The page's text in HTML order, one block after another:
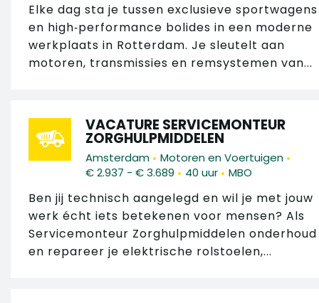
Elke dag sta je tussen exclusieve sportwagens
en high‑performance bolides in een moderne
werkplaats in Rotterdam. Je sleutelt aan
motoren, transmissies en remsystemen van...
VACATURE SERVICEMONTEUR
ZORGHULPMIDDELEN
Amsterdam • Motoren en Voertuigen •
€ 2.937 - € 3.689 • 40 uur • MBO
Ben jij technisch aangelegd en wil je met jouw
werk écht iets betekenen voor mensen? Als
Servicemonteur Zorghulpmiddelen onderhoud
en repareer je elektrische rolstoelen,...